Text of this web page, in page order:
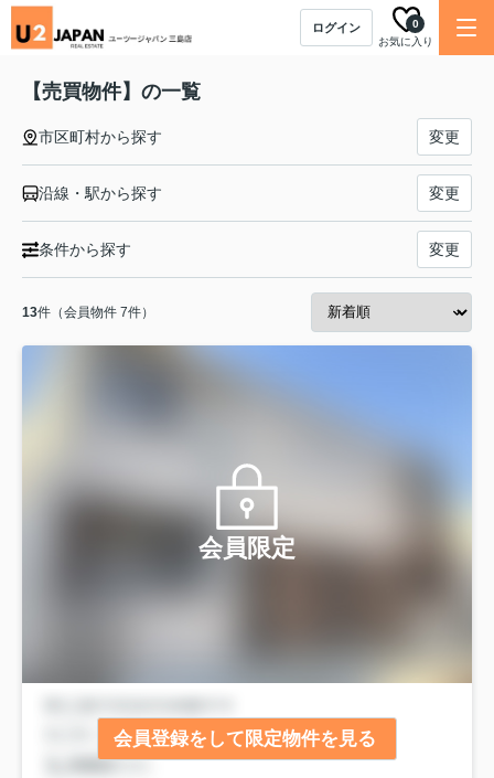
ログイン
お気に入り
0
【売買物件】の一覧
市区町村から探す 変更
沿線・駅から探す 変更
条件から探す 変更
13件（会員物件 7件）
会員限定
会員登録をして限定物件を見る